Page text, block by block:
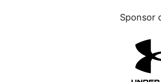
Sponsor